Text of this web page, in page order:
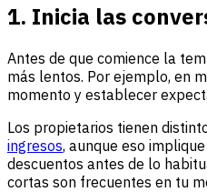
1. Inicia las
Antes de que comience la
más lentos. Por ejemplo, en
momento y establecer
Los propietarios tienen
ingresos, aunque eso
descuentos antes de lo
cortas son frecuentes en tu